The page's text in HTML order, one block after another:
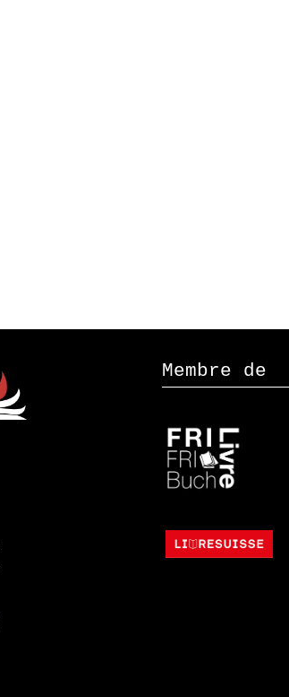
Membre de